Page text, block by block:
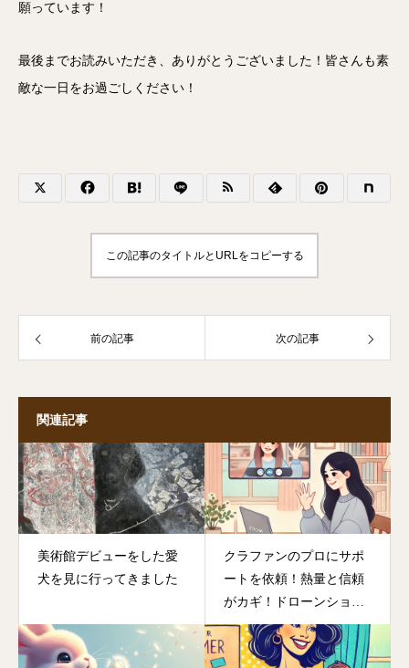
願っています！
最後までお読みいただき、ありがとうございました！皆さんも素
敵な一日をお過ごしください！
この記事のタイトルとURLをコピーする
前の記事 次の記事
関連記事
美術館デビューをした愛
犬を見に行ってきました
クラファンのプロにサポ
ートを依頼！熱量と信頼
がカギ！ドローンショー
のクラファン挑戦裏話